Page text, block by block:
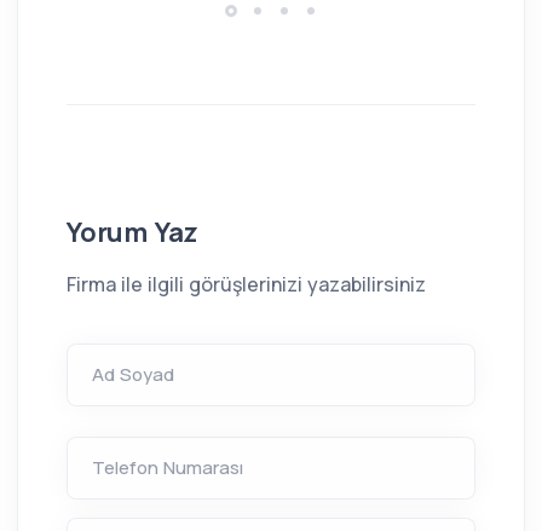
Yorum Yaz
Firma ile ilgili görüşlerinizi yazabilirsiniz
Ad Soyad
Telefon Numarası